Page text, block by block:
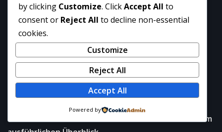
Diese Dufte riechen genauso – Kaufberater 2025-
Parfum wie Nivea
Mehr als nur Chili Herkunft, Geschmack &
Verwendung-Gochugaru
Moderne Streaming-Lösungen mit Cinego – Die
digitale Entertainment-Plattform analysiert
Wahoo KICKR Core: Der Direct-Drive Smart Trainer im
by clicking Customize. ClickAccept All to
consent or Reject All to decline non-essential
cookies.
Customize
Reject All
Accept All
Powered by